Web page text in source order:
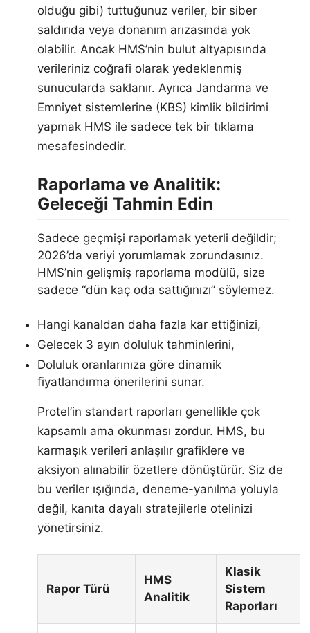
olduğu gibi) tuttuğunuz veriler, bir siber
saldırıda veya donanım arızasında yok
olabilir. Ancak HMS’nin bulut altyapısında
verileriniz coğrafi olarak yedeklenmiş
sunucularda saklanır. Ayrıca Jandarma ve
Emniyet sistemlerine (KBS) kimlik bildirimi
yapmak HMS ile sadece tek bir tıklama
mesafesindedir.
Raporlama ve Analitik:
Geleceği Tahmin Edin
Sadece geçmişi raporlamak yeterli değildir;
2026’da veriyi yorumlamak zorundasınız.
HMS’nin gelişmiş raporlama modülü, size
sadece “dün kaç oda sattığınızı” söylemez.
Hangi kanaldan daha fazla kar ettiğinizi,
Gelecek 3 ayın doluluk tahminlerini,
Doluluk oranlarınıza göre dinamik
fiyatlandırma önerilerini sunar.
Protel’in standart raporları genellikle çok
kapsamlı ama okunması zordur. HMS, bu
karmaşık verileri anlaşılır grafiklere ve
aksiyon alınabilir özetlere dönüştürür. Siz de
bu veriler ışığında, deneme-yanılma yoluyla
değil, kanıta dayalı stratejilerle otelinizi
yönetirsiniz.
Rapor Türü
HMS
Analitik
Klasik
Sistem
Raporları